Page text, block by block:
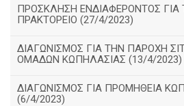
ΠΡΟΣΚΛΗΣΗ ΕΝΔΙΑΦΕΡΟΝΤΟΣ ΓΙΑ
ΠΡΑΚΤΟΡΕΙΟ (27/4/2023)
ΔΙΑΓΩΝΙΣΜΟΣ ΓΙΑ ΤΗΝ ΠΑΡΟΧΗ
ΟΜΑΔΩΝ ΚΩΠΗΛΑΣΙΑΣ (13/4/2023)
ΔΙΑΓΩΝΙΣΜΟΣ ΓΙΑ ΠΡΟΜΗΘΕΙΑ
(6/4/2023)